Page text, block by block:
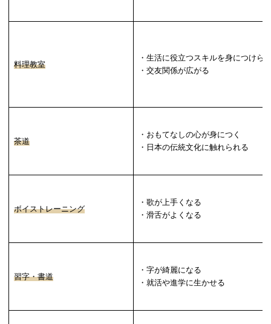
料理教室
・生活に役立つスキルを身につけら
・交友関係が広がる
茶道
・おもてなしの心が身につく
・日本の伝統文化に触れられる
ボイストレーニング
・歌が上手くなる
・滑舌がよくなる
習字・書道
・字が綺麗になる
・就活や進学に生かせる